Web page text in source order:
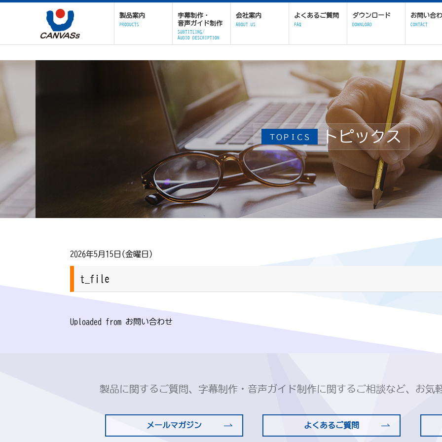
製品案内
PRODUCTS
字幕制作・
音声ガイド制作
SUBTITLING/
AUDIO DESCRIPTION
会社案内
ABOUT US
よくあるご質問
FAQ
ダウンロード
DOWNLOAD
お問い合
CONTACT
ＴＯＰＩＣＳ トピックス
2026年5月15日(金曜日)
t_file
Uploaded from お問い合わせ
製品に関するご質問、字幕制作・音声ガイド制作に関するご相談など、お気
メールマガジン よくあるご質問